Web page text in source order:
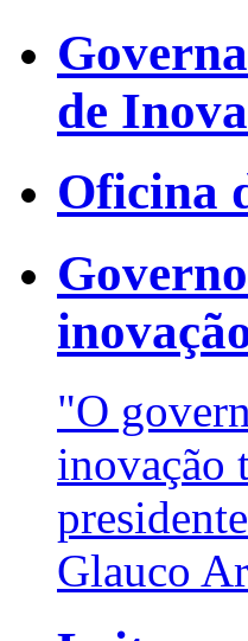
de
Oficina
"O
inovação
Glauco